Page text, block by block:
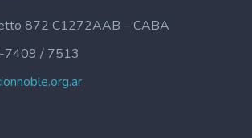
872 C1272AAB – CABA
/ 7513